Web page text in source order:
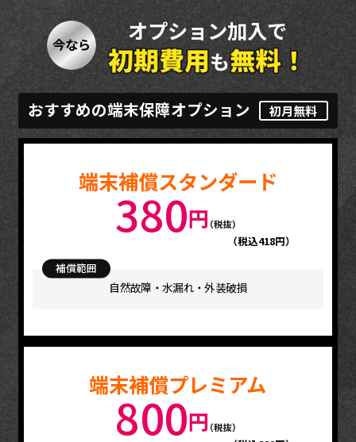
今なら
オプション加入で
も
おすすめの端末保障オプション 初月無料
端末補償スタンダード
380
（税込418円）
補償範囲
自然故障・水漏れ・外装破損
端末補償プレミアム
800